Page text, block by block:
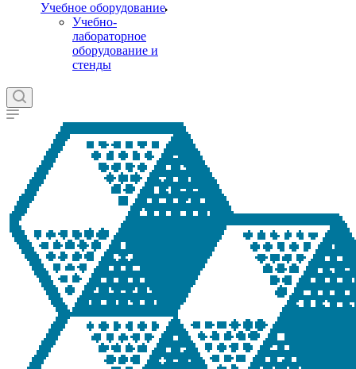
Учебное оборудование
Учебно-
лабораторное
оборудование и
стенды